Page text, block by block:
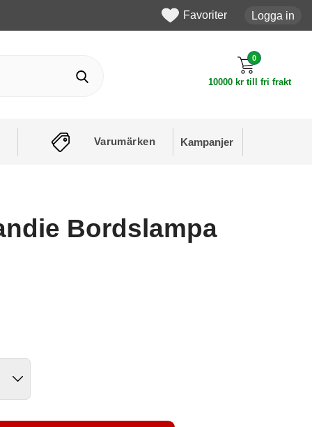
Favoriter Logga in
0
10000 kr till fri frakt
Varumärken Kampanjer
Bordslampa